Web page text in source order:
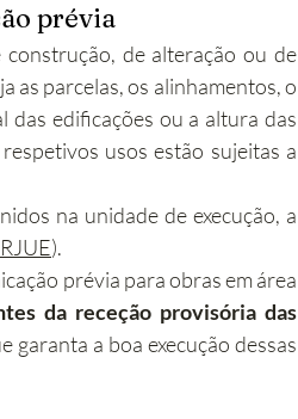
prévia
construção, de alteração ou de
as parcelas, os alinhamentos, o
das edificações ou a altura das
na unidade de execução, a
).
prévia para obras em área
da receção provisória das
garanta a boa execução dessas